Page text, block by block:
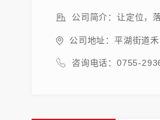
公司简介：让定位，
公司地址：平湖街道
咨询电话：0755-